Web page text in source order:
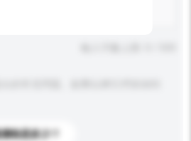
格是多少？